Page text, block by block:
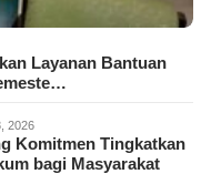
Layanan Bantuan
2026
Komitmen Tingkatkan
bagi Masyarakat